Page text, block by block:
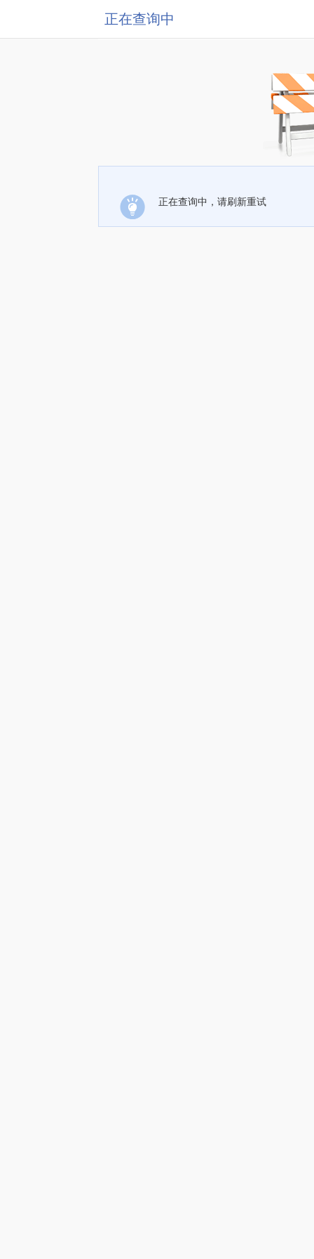
正在查询中
正在查询中，请刷新重试